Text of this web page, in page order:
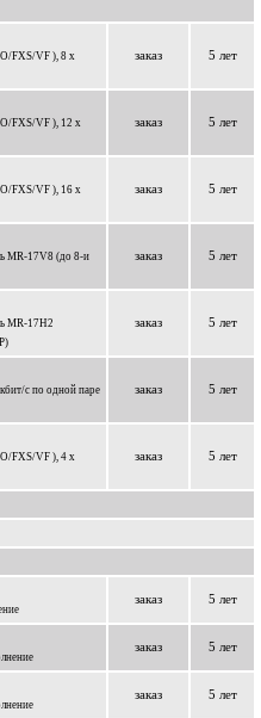
FXS/VF ), 8 x
заказ 5 лет
FXS/VF ), 12 x
заказ 5 лет
FXS/VF ), 16 x
заказ 5 лет
MR-17V8 (до 8-и
заказ 5 лет
MR-17H2
заказ 5 лет
c по одной паре
заказ 5 лет
FXS/VF ), 4 x
заказ 5 лет
заказ 5 лет
заказ 5 лет
заказ 5 лет